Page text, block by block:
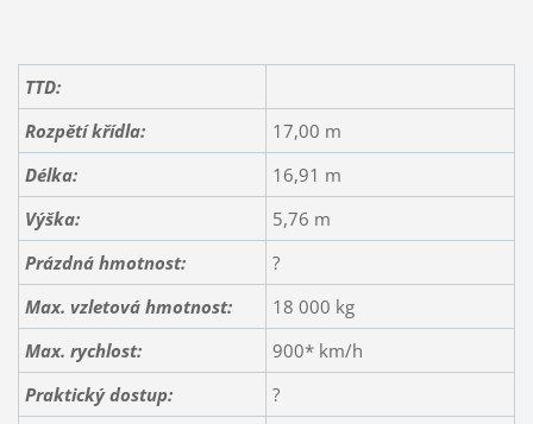
TTD:
Rozpětí křídla:
17,00 m
Délka:
16,91 m
Výška:
5,76 m
Prázdná hmotnost:
?
Max. vzletová hmotnost:
18 000 kg
Max. rychlost:
900* km/h
Praktický dostup:
?